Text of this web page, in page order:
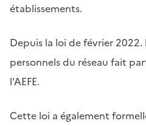
établissements.
Depuis la loi de février
personnels du réseau fait
l'AEFE.
Cette loi a également